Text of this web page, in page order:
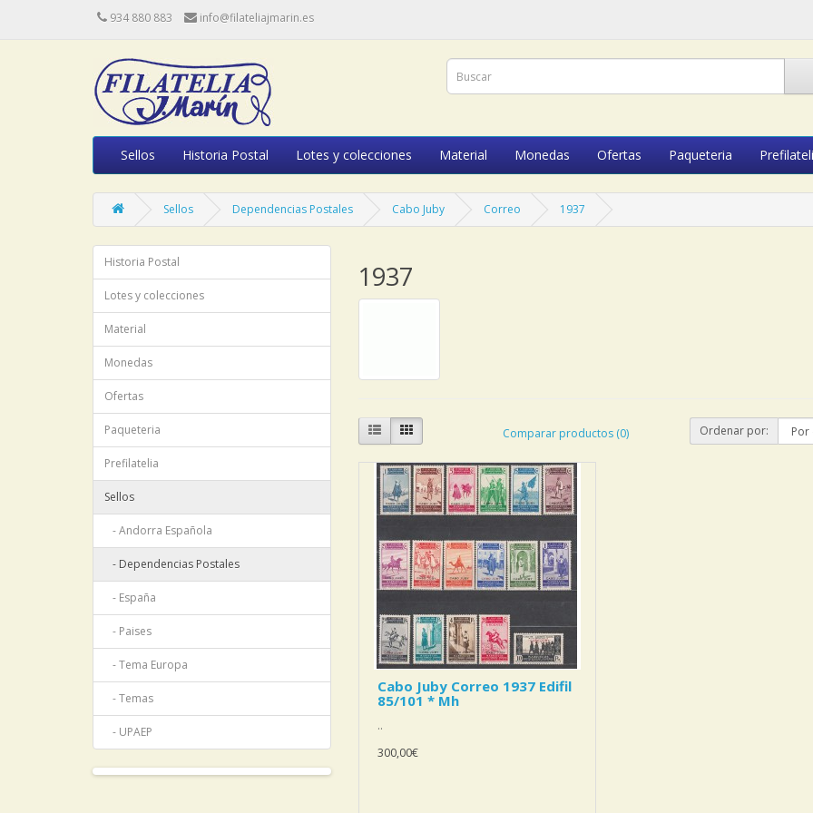
934 880 883 info@filateliajmarin.es
Sellos Historia Postal Lotes y colecciones Material Monedas Ofertas Paqueteria
Sellos Dependencias Postales Cabo Juby Correo 1937
Historia Postal
Lotes y colecciones
Material
Monedas
Ofertas
Paqueteria
Prefilatelia
Sellos
- Andorra Española
- Dependencias Postales
- España
- Paises
- Tema Europa
- Temas
- UPAEP
1937
Comparar productos (0) Ordenar por:
Cabo Juby Correo 1937 Edifil
85/101 * Mh
..
300,00€